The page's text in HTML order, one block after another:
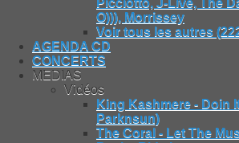
Picciotto, J-Live, The
O))), Morrissey
Voir tous les autres
AGENDA CD
CONCERTS
MEDIAS
Vidéos
King Kashmere - Doin
Parknsun)
The Coral - Let The